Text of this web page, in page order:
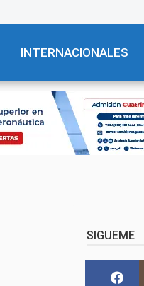
INTERNACIONALES
SIGUEME